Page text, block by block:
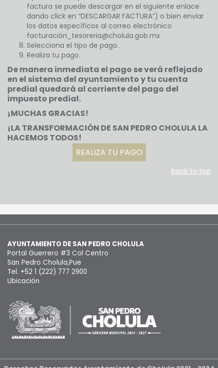
factura se puede descargar en el siguiente enlace
dando click en “DESCARGAR FACTURA”) o bien enviar
los datos específicos al correo electrónico
facturación_tesoreria@cholula.gob.mx
Selecciona el tipo de pago.
Realiza tu pago.
De manera inmediata el pago se verá reflejado
en el sistema del ayuntamiento y tu cuenta
predial quedará al corriente del pago del
impuesto predial.
¡MUCHAS GRACIAS!
¡LA TRANSFORMACIÓN DE SAN PEDRO CHOLULA LA
HACEMOS TODOS!
REALIZA TU PAGO
back to top
AYUNTAMIENTO DE SAN PEDRO CHOLULA
Portal Guerrero #3 Col Centro
San Pedro Cholula,Pue
Tel. +52 1 (222) 777 2900
Ubicación